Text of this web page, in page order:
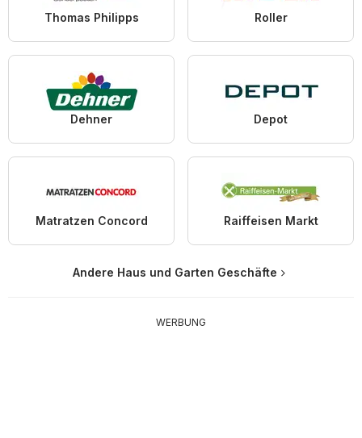
Thomas Philipps Roller
Dehner Depot
Matratzen Concord Raiffeisen Markt
Andere Haus und Garten Geschäfte
WERBUNG